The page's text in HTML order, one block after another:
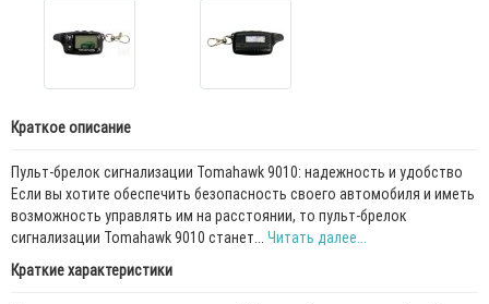
Краткое описание
Пульт-брелок сигнализации Tomahawk 9010: надежность и удобство
Если вы хотите обеспечить безопасность своего автомобиля и иметь
возможность управлять им на расстоянии, то пульт-брелок
сигнализации Tomahawk 9010 станет... Читать далее...
Краткие характеристики